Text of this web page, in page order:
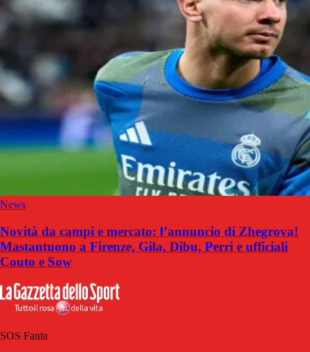
News
Novità da campi e mercato: l’annuncio di Zhegrova!
Mastantuono a Firenze, Gila, Dibu, Perri e ufficiali
Couto e Sow
SOS Fanta